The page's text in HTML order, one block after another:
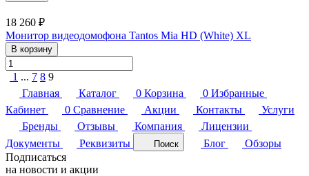
18 260 ₽
Монитор видеодомофона Tantos Mia HD (White) XL
В корзину
1 ... 7 8 9
Главная
Каталог 0 Корзина 0 Избранные
Кабинет
0 Сравнение Акции Контакты
Услуги
Бренды
Отзывы Компания
Лицензии
Документы
Реквизиты Поиск Блог
Обзоры
Подписаться
на новости и акции